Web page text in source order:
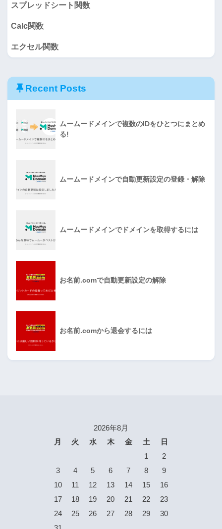
スプレッドシート関数
Calc関数
エクセル関数
Recent Posts
ムームードメインで複数のIDをひとつにまとめ
る!
ムームードメインで自動更新設定の登録・解除
ムームードメインでドメインを取得するには
お名前.comで自動更新設定の解除
お名前.comから退会するには
2026年8月
月
火 水 木 金 土
日
1
2
3
4 5 6 7 8
9
10
11 12 13 14 15
16
17
18 19 20 21 22
23
24
25 26 27 28 29
30